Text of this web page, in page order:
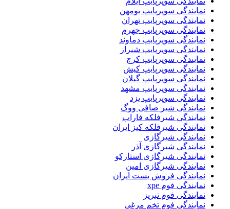
نمایندگی سوپرپایپ بومهن
نمایندگی سوپرپایپ تهران
نمایندگی سوپرپایپ جهرم
نمایندگی سوپرپایپ دماوند
نمایندگی سوپرپایپ شیراز
نمایندگی سوپرپایپ کرج
نمایندگی سوپرپایپ کیش
نمایندگی سوپرپایپ گیلان
نمایندگی سوپرپایپ مشهد
نمایندگی سوپرپایپ یزد
نمایندگی شیر صافی ووگ
نمایندگی شیرفلکه فاراب
نمایندگی شیرفلکه کیز ایران
نمایندگی شیرگازی
نمایندگی شیرگازی آذر
نمایندگی شیرگازی استارکو
نمایندگی شیرگازی امین
نمایندگی فروش بست ایران
نمایندگی فوم xpe
نمایندگی فوم تبریز
نمایندگی فوم تخم مرغی